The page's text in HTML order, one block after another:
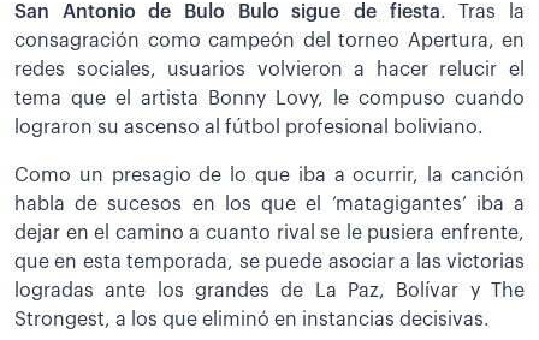
San Antonio de Bulo Bulo sigue de fiesta. Tras la
consagración como campeón del torneo Apertura, en
redes sociales, usuarios volvieron a hacer relucir el
tema que el artista Bonny Lovy, le compuso cuando
lograron su ascenso al fútbol profesional boliviano.
Como un presagio de lo que iba a ocurrir, la canción
habla de sucesos en los que el ‘matagigantes’ iba a
dejar en el camino a cuanto rival se le pusiera enfrente,
que en esta temporada, se puede asociar a las victorias
logradas ante los grandes de La Paz, Bolívar y The
Strongest, a los que eliminó en instancias decisivas.